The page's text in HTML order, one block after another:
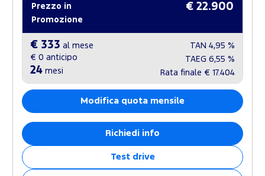
Prezzo in
Promozione
€ 22.900
€ 333 al mese
€ 0 anticipo
24 mesi
TAN 4,95 %
TAEG 6,55 %
Rata finale € 17.404
Modifica quota mensile
Richiedi info
Test drive